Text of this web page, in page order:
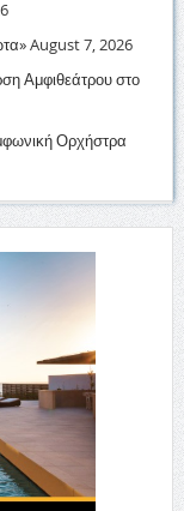
August 7, 2026
Αμφιθεάτρου στο
Ορχήστρα